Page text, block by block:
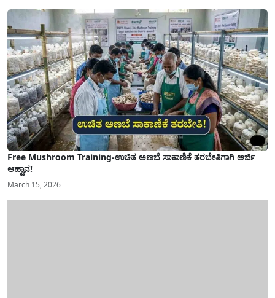
Free Mushroom Training-ಉಚಿತ ಅಣಬೆ ಸಾಕಾಣಿಕೆ ತರಬೇತಿಗಾಗಿ ಅರ್ಜಿ
ಆಹ್ವಾನ!
March 15, 2026